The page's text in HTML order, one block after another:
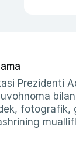
Prezidenti